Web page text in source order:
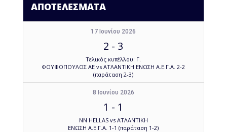
ΑΠΟΤΕΛΕΣΜΑΤΑ
17 Ιουνίου 2026
2 - 3
Τελικός κυπέλλου: Γ.
ΦΟΥΦΟΠΟΥΛΟΣ ΑΕ vs ΑΤΛΑΝΤΙΚΗ ΕΝΩΣΗ Α.Ε.Γ.Α. 2-2
(παράταση 2-3)
8 Ιουνίου 2026
1 - 1
NN HELLAS vs ΑΤΛΑΝΤΙΚΗ
ΕΝΩΣΗ Α.Ε.Γ.Α. 1-1 (παράταση 1-2)